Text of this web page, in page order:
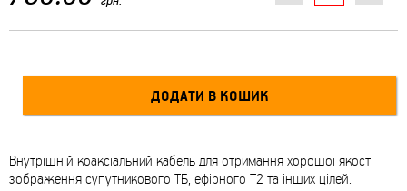
Внутрішній коаксіальний кабель для отримання хорошої якості
зображення супутникового ТБ, ефірного Т2 та інших цілей.